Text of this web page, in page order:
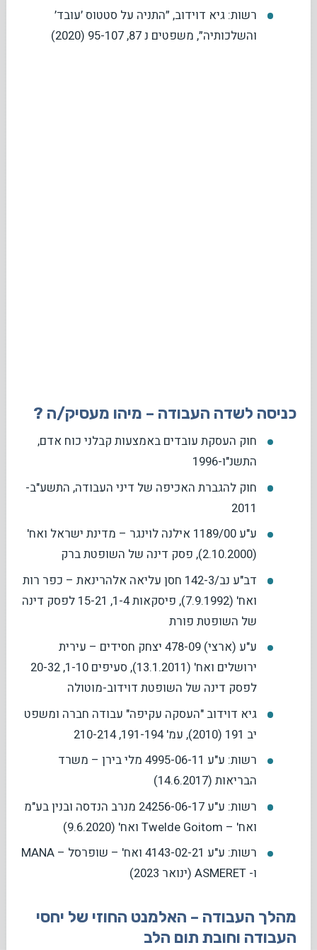
רשות: גיא דוידוב, ״התניה על סטטוס ׳עובד׳
והשלכותיה״, משפטים נ 87, 95-107 (2020)
כניסה לשדה העבודה – מיהו מעסיק/ה ?
חוק העסקת עובדים באמצעות קבלני כוח אדם,
התשנ"ו-1996
חוק להגברת האכיפה של דיני העבודה, התשע"ב-
2011
ע"ע 1189/00 אילנה לוינגר – מדינת ישראל ואח'
(2.10.2000), פסק דינה של השופטת ברק
דב"ע נב/142-3 חסן עליאה אלהרינאת – כפר רות
ואח' (7.9.1992), פיסקאות 1-4, 15-21 לפסק דינה
של השופטת פורת
ע"ע (ארצי) 478-09 יצחק חסידים – עירית
ירושלים ואח' (13.1.2011), סעיפים 1-10, 20-32
לפסק דינה של השופטת דוידוב-מוטולה
גיא דוידוב "העסקה עקיפה" עבודה חברה ומשפט
יב 191 (2010), עמ' 191-194, 210-214
רשות: ע"ע 4995-06-11 מלי בירן – משרד
הבריאות (14.6.2017)
רשות: ע"ע 24256-06-17 מנרב הנדסה ובנין בע"מ
ואח' – Twelde Goitom ואח' (9.6.2020)
רשות: ע"ע 4143-02-21 ואח' – שופרסל – MANA
ו- ASMERET (ינואר 2023)
מהלך העבודה – האלמנט החוזי של יחסי
העבודה וחובת תום הלב